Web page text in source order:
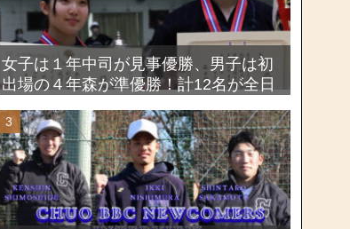
女子は１年中司が見事優勝、男子は初
出場の４年森が準優勝！計12名が全日
剣道選手権大会・第72回関東学生剣道
選手権大会